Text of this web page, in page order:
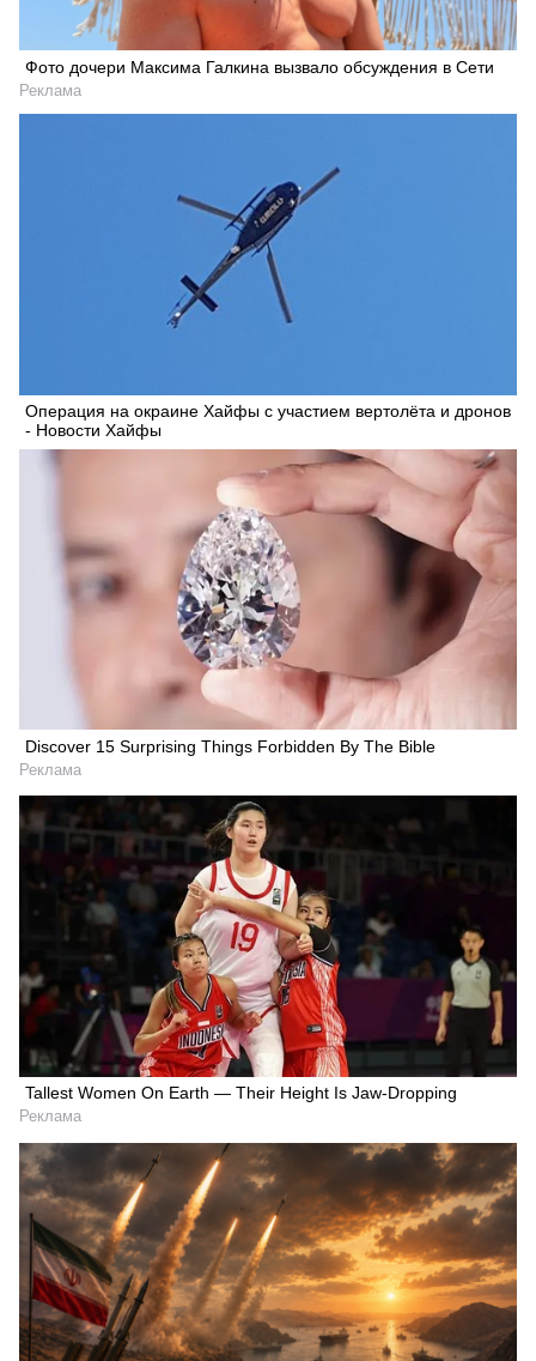
Фото дочери Максима Галкина вызвало обсуждения в Сети
Реклама
Операция на окраине Хайфы с участием вертолёта и дронов
- Новости Хайфы
Discover 15 Surprising Things Forbidden By The Bible
Реклама
Tallest Women On Earth — Their Height Is Jaw-Dropping
Реклама